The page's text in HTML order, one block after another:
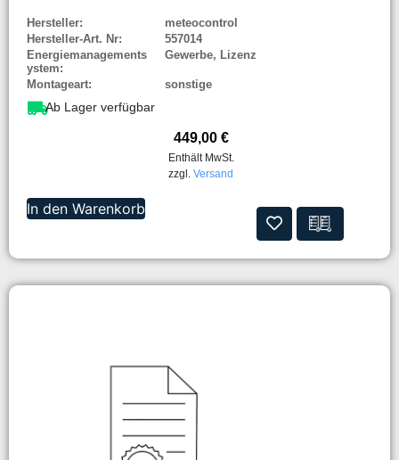
Hersteller:
meteocontrol
Hersteller-Art. Nr:
557014
Energiemanagements
ystem:
Gewerbe, Lizenz
Montageart: sonstige
Ab Lager verfügbar
449,00 €
Enthält MwSt.
zzgl. Versand
In den Warenkorb